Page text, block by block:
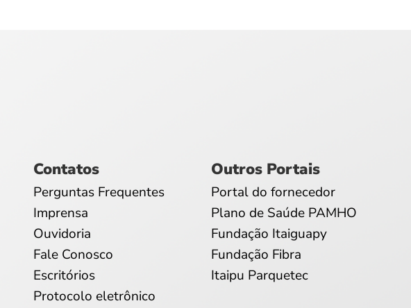
Contatos
Perguntas Frequentes
Imprensa
Ouvidoria
Fale Conosco
Escritórios
Protocolo eletrônico
Outros Portais
Portal do fornecedor
Plano de Saúde PAMHO
Fundação Itaiguapy
Fundação Fibra
Itaipu Parquetec